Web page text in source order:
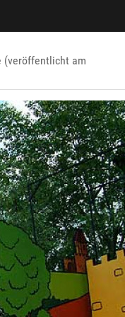
(veröffentlicht am